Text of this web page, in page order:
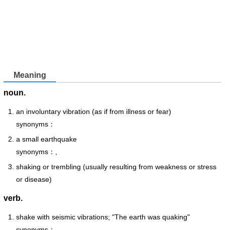
Meaning
noun.
an involuntary vibration (as if from illness or fear)
synonyms：
a small earthquake
synonyms：,
shaking or trembling (usually resulting from weakness or stress
or disease)
verb.
shake with seismic vibrations; "The earth was quaking"